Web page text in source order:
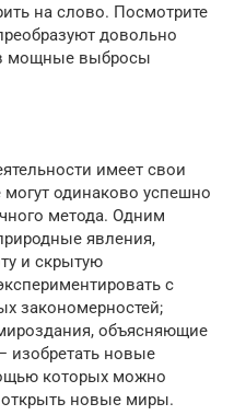
на слово. Посмотрите
довольно
мощные выбросы
имеет свои
одинаково успешно
метода. Одним
явления,
и скрытую
с
закономерностей;
объясняющие
изобретать новые
которых можно
новые миры.